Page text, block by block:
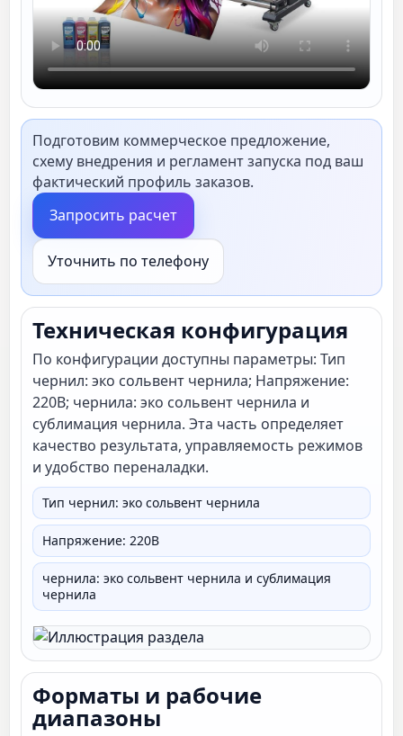
Подготовим коммерческое предложение,
схему внедрения и регламент запуска под ваш
фактический профиль заказов.
Запросить расчет
Уточнить по телефону
Техническая конфигурация
По конфигурации доступны параметры: Тип
чернил: эко сольвент чернила; Напряжение:
220В; чернила: эко сольвент чернила и
сублимация чернила. Эта часть определяет
качество результата, управляемость режимов
и удобство переналадки.
Тип чернил: эко сольвент чернила
Напряжение: 220В
чернила: эко сольвент чернила и сублимация
чернила
Форматы и рабочие
диапазоны